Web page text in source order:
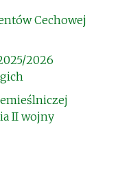
Cechowej
2026
II wojny